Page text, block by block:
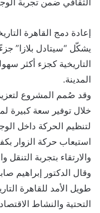
إعادة دمج القاهرة
يشكّل “سيتادل بلازا”
التاريخية كجزء أكثر
المدينة.
وقد صُمم المشروع
خلال توفير سعة كبيرة
لتنظيم الحركة داخل
استيعاب حركة الزوار
والارتقاء بتجربة التنقل
وقال الدكتور إبراهيم
طويل الأمد للقاهرة
التحتية والنشاط